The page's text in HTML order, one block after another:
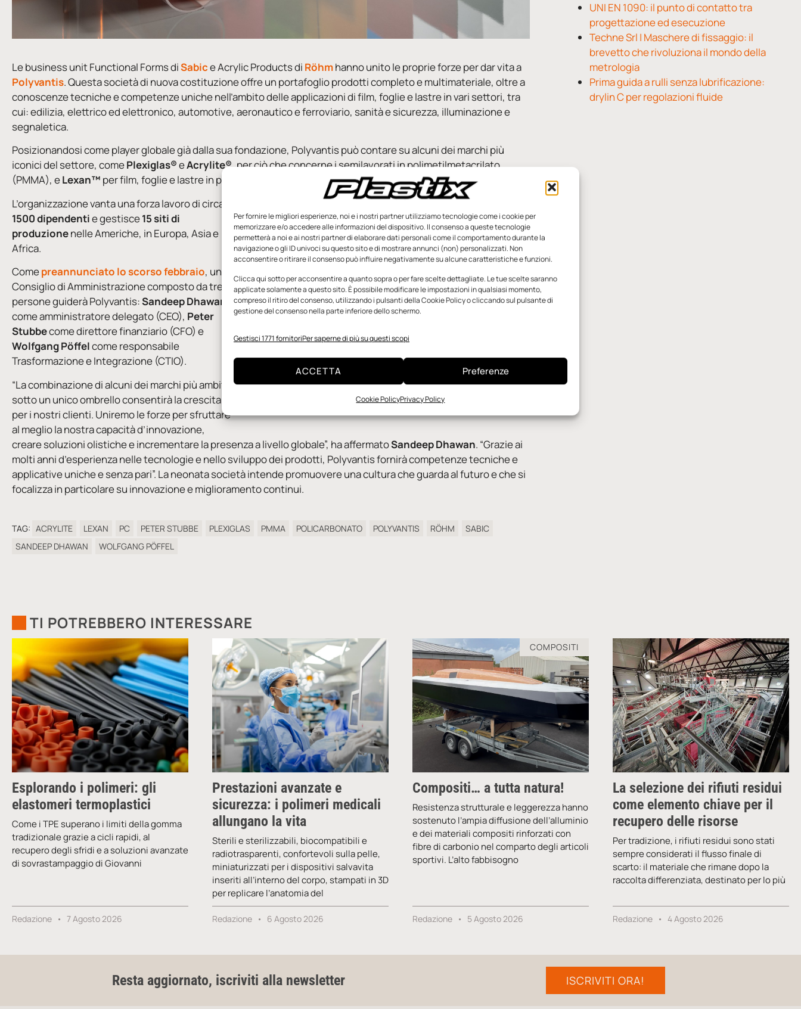
Per fornire le migliori esperienze, noi e i nostri partner utilizziamo tecnologie come i cookie per
memorizzare e/o accedere alle informazioni del dispositivo. Il consenso a queste tecnologie
permetterà a noi e ai nostri partner di elaborare dati personali come il comportamento durante la
navigazione o gli ID univoci su questo sito e di mostrare annunci (non) personalizzati. Non
acconsentire o ritirare il consenso può influire negativamente su alcune caratteristiche e funzioni.
Clicca qui sotto per acconsentire a quanto sopra o per fare scelte dettagliate. Le tue scelte saranno
applicate solamente a questo sito. È possibile modificare le impostazioni in qualsiasi momento,
compreso il ritiro del consenso, utilizzando i pulsanti della Cookie Policy o cliccando sul pulsante di
gestione del consenso nella parte inferiore dello schermo.
Gestisci 1771 fornitoriPer saperne di più su questi scopi
ACCETTA Preferenze
Cookie PolicyPrivacy Policy
Le business unit Functional Forms diSabice Acrylic Products di Röhmhanno unito le proprie forze per dar vita a
Polyvantis. Questa società di nuova costituzione offre un portafoglio prodotti completo e multimateriale, oltre a
conoscenze tecniche e competenze uniche nell’ambito delle applicazioni di film, foglie e lastre in vari settori, tra
cui: edilizia, elettrico ed elettronico, automotive, aeronautico e ferroviario, sanità e sicurezza, illuminazione e
segnaletica.
Posizionandosi come player globale già dalla sua fondazione, Polyvantis può contare su alcuni dei marchi più
iconici del settore, comePlexiglas®eAcrylite®, per ciò che concerne i semilavorati in polimetilmetacrilato
(PMMA), eLexan™ per film, foglie e lastre in policarbonato (PC).
L’organizzazione vanta una forza lavoro di circa
1500 dipendentie gestisce15 siti di
produzionenelle Americhe, in Europa, Asia e
Africa.
Comepreannunciato lo scorsofebbraio, un
Consiglio di Amministrazione composto da tre
persone guiderà Polyvantis:Sandeep Dhawan
come amministratore delegato (CEO), Peter
Stubbecome direttore finanziario (CFO) e
Wolfgang Pöffelcome responsabile
Trasformazione e Integrazione (CTIO).
“La combinazione di alcuni dei marchi più ambiti
sotto un unico ombrello consentirà la crescita
per i nostri clienti. Uniremo le forze per sfruttare
al meglio la nostra capacità d’innovazione,
creare soluzioni olistiche e incrementare la presenza a livello globale”, ha affermatoSandeep Dhawan. “Grazie ai
molti anni d’esperienza nelle tecnologie e nello sviluppo dei prodotti, Polyvantis fornirà competenze tecniche e
applicative uniche e senza pari”. La neonata società intende promuovere una cultura che guarda al futuro e che si
focalizza in particolare su innovazione e miglioramento continui.
TAG: ACRYLITE LEXAN PC PETER STUBBE PLEXIGLAS PMMA POLICARBONATO POLYVANTIS RÖHM
SABIC
SANDEEP DHAWAN
WOLFGANG PÖFFEL
UNI EN 1090: il punto di contatto tra
progettazione ed esecuzione
Techne Srl | Maschere di fissaggio: il
brevetto che rivoluziona il mondo della
metrologia
Prima guida a rulli senza lubrificazione:
drylin C per regolazioni fluide
TI POTREBBERO INTERESSARE
Esplorando i polimeri: gli
elastomeri termoplastici
Come i TPE superano i limiti della gomma
tradizionale grazie a cicli rapidi, al
recupero degli sfridi e a soluzioni avanzate
di sovrastampaggio di Giovanni
Redazione 7 Agosto 2026
Prestazioni avanzate e
sicurezza: i polimeri medicali
allungano la vita
Sterili e sterilizzabili, biocompatibili e
radiotrasparenti, confortevoli sulla pelle,
miniaturizzati per i dispositivi salvavita
inseriti all’interno del corpo, stampati in 3D
per replicare l’anatomia del
Redazione 6 Agosto 2026
COMPOSITI
Compositi… a tutta natura!
Resistenza strutturale e leggerezza hanno
sostenuto l’ampia diffusione dell’alluminio
e dei materiali compositi rinforzati con
fibre di carbonio nel comparto degli articoli
sportivi. L’alto fabbisogno
Redazione 5 Agosto 2026
La selezione dei rifiuti residui
come elemento chiave per il
recupero delle risorse
Per tradizione, i rifiuti residui sono stati
sempre considerati il flusso finale di
scarto: il materiale che rimane dopo la
raccolta differenziata, destinato per lo più
Redazione 4 Agosto 2026
Resta aggiornato, iscriviti alla newsletter ISCRIVITI ORA!